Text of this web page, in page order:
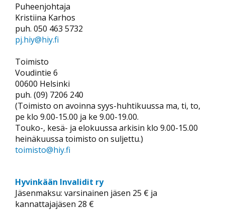
Puheenjohtaja
Kristiina Karhos
puh. 050 463 5732
pj.hiy@hiy.fi
Toimisto
Voudintie 6
00600 Helsinki
puh. (09) 7206 240
(Toimisto on avoinna syys-huhtikuussa ma, ti, to,
pe klo 9.00-15.00 ja ke 9.00-19.00.
Touko-, kesä- ja elokuussa arkisin klo 9.00-15.00
heinäkuussa toimisto on suljettu.)
toimisto@hiy.fi
Hyvinkään Invalidit ry
Jäsenmaksu: varsinainen jäsen 25 € ja
kannattajajäsen 28 €